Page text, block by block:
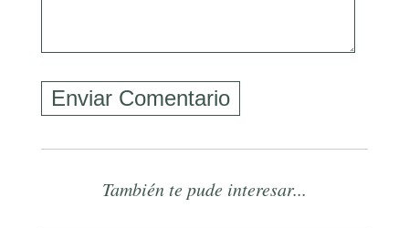
También te pude interesar...